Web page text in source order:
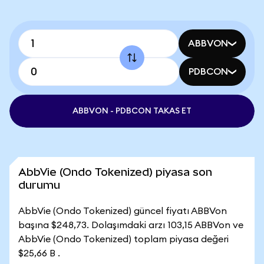
ABBVON
PDBCON
ABBVON - PDBCON TAKAS ET
AbbVie (Ondo Tokenized) piyasa son
durumu
AbbVie (Ondo Tokenized) güncel fiyatı ABBVon
başına $248,73. Dolaşımdaki arzı 103,15 ABBVon ve
AbbVie (Ondo Tokenized) toplam piyasa değeri
$25,66 B .